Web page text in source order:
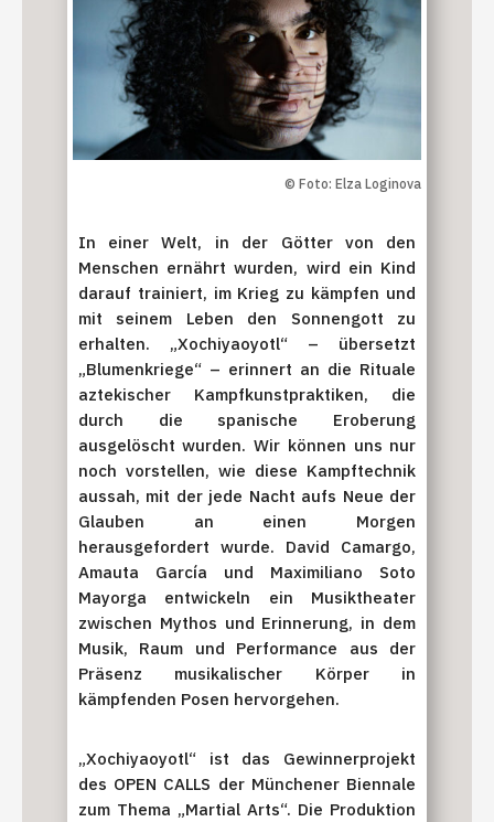
© Foto: Elza Loginova
In einer Welt, in der Götter von den
Menschen ernährt wurden, wird ein Kind
darauf trainiert, im Krieg zu kämpfen und
mit seinem Leben den Sonnengott zu
erhalten. „Xochiyaoyotl“ – übersetzt
„Blumenkriege“ – erinnert an die Rituale
aztekischer Kampfkunstpraktiken, die
durch die spanische Eroberung
ausgelöscht wurden. Wir können uns nur
noch vorstellen, wie diese Kampftechnik
aussah, mit der jede Nacht aufs Neue der
Glauben an einen Morgen
herausgefordert wurde. David Camargo,
Amauta García und Maximiliano Soto
Mayorga entwickeln ein Musiktheater
zwischen Mythos und Erinnerung, in dem
Musik, Raum und Performance aus der
Präsenz musikalischer Körper in
kämpfenden Posen hervorgehen.
„Xochiyaoyotl“ ist das Gewinnerprojekt
des OPEN CALLS der Münchener Biennale
zum Thema „Martial Arts“. Die Produktion